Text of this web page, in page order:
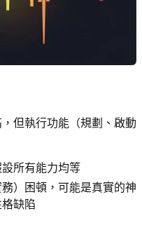
但執行功能（規劃、啟動
所有能力均等
）困頓，可能是真實的神
缺陷